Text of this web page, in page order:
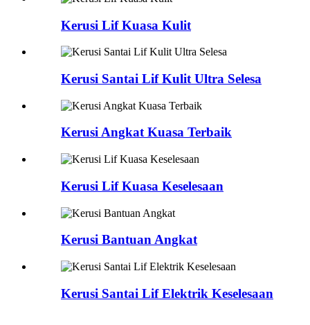
Kerusi Lif Kuasa Kulit
Kerusi Santai Lif Kulit Ultra Selesa
Kerusi Angkat Kuasa Terbaik
Kerusi Lif Kuasa Keselesaan
Kerusi Bantuan Angkat
Kerusi Santai Lif Elektrik Keselesaan